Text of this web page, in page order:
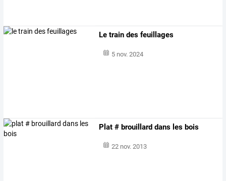
Le train des feuillages
5 nov. 2024
Plat # brouillard dans les bois
22 nov. 2013